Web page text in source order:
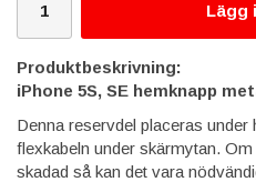
Lägg
Produktbeskrivning:
iPhone 5S, SE hemknapp
Denna reservdel placeras
flexkabeln under skärmytan.
skadad så kan det vara